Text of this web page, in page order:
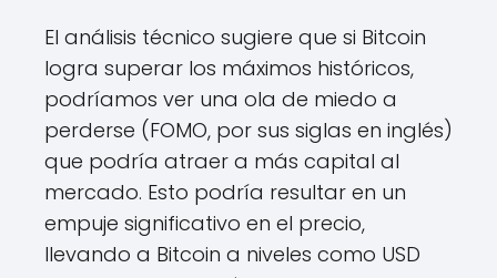
El análisis técnico sugiere que si Bitcoin
logra superar los máximos históricos,
podríamos ver una ola de miedo a
perderse (FOMO, por sus siglas en inglés)
que podría atraer a más capital al
mercado. Esto podría resultar en un
empuje significativo en el precio,
llevando a Bitcoin a niveles como USD